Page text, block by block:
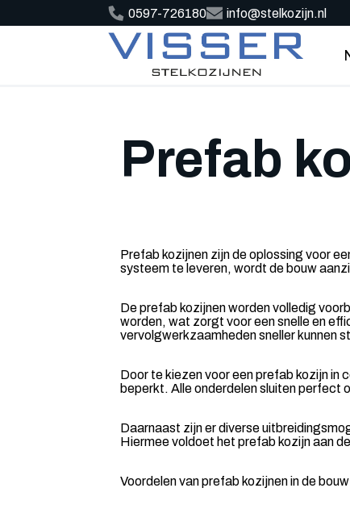
0597-726180 info@stelkozijn.nl
Prefab
Prefab kozijnen zijn de oplossing voor
systeem te leveren, wordt de bouw
De prefab kozijnen worden volledig
worden, wat zorgt voor een snelle en
vervolgwerkzaamheden sneller kunnen
Door te kiezen voor een prefab kozijn in
beperkt. Alle onderdelen sluiten perfect
Daarnaast zijn er diverse
Hiermee voldoet het prefab kozijn aan
Voordelen van prefab kozijnen in de